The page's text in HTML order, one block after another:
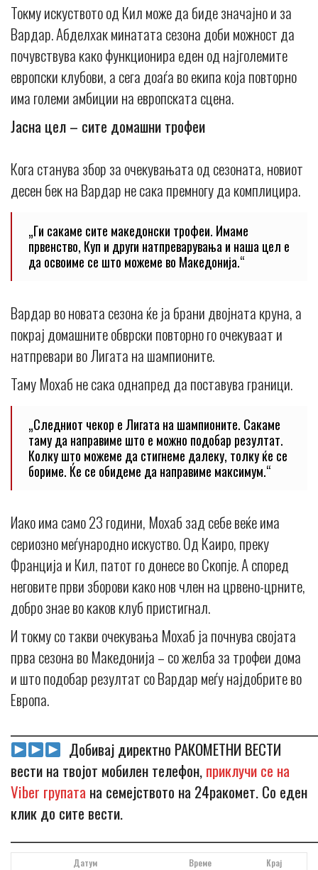
Токму искуството од Кил може да биде значајно и за
Вардар. Абделхак минатата сезона доби можност да
почувствува како функционира еден од најголемите
европски клубови, а сега доаѓа во екипа која повторно
има големи амбиции на европската сцена.
Јасна цел – сите домашни трофеи
Кога станува збор за очекувањата од сезоната, новиот
десен бек на Вардар не сака премногу да комплицира.
„Ги сакаме сите македонски трофеи. Имаме
првенство, Куп и други натпреварувања и наша цел е
да освоиме се што можеме во Македонија.“
Вардар во новата сезона ќе ја брани двојната круна, а
покрај домашните обврски повторно го очекуваат и
натпревари во Лигата на шампионите.
Таму Мохаб не сака однапред да поставува граници.
„Следниот чекор е Лигата на шампионите. Сакаме
таму да направиме што е можно подобар резултат.
Колку што можеме да стигнеме далеку, толку ќе се
бориме. Ќе се обидеме да направиме максимум.“
Иако има само 23 години, Мохаб зад себе веќе има
сериозно меѓународно искуство. Од Каиро, преку
Франција и Кил, патот го донесе во Скопје. А според
неговите први зборови како нов член на црвено-црните,
добро знае во каков клуб пристигнал.
И токму со такви очекувања Мохаб ја почнува својата
прва сезона во Македонија – со желба за трофеи дома
и што подобар резултат со Вардар меѓу најдобрите во
Европа.
Добивај директно РАКОМЕТНИ ВЕСТИ
вести на твојот мобилен телефон,приклучи се на
Viber групата на семејството на 24ракомет. Со еден
клик до сите вести.
Датум Време Крај